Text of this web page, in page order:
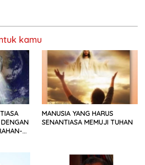
kamu
MANUSIA YANG HARUS
SENANTIASA MEMUJI TUHAN